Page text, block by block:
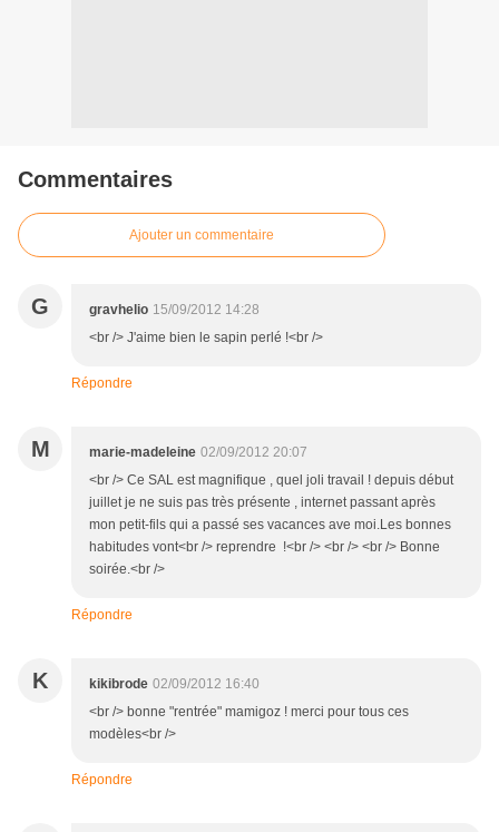
Commentaires
Ajouter un commentaire
G gravhelio 15/09/2012 14:28
<br /> J'aime bien le sapin perlé !<br />
Répondre
M marie-madeleine 02/09/2012 20:07
<br /> Ce SAL est magnifique , quel joli travail ! depuis début
juillet je ne suis pas très présente , internet passant après
mon petit-fils qui a passé ses vacances ave moi.Les bonnes
habitudes vont<br /> reprendre !<br /> <br /> <br /> Bonne
soirée.<br />
Répondre
K kikibrode 02/09/2012 16:40
<br /> bonne "rentrée" mamigoz ! merci pour tous ces
modèles<br />
Répondre